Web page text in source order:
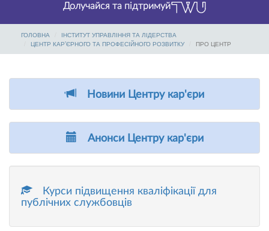
Долучайся та підтримуй
ГОЛОВНА
ІНСТИТУТ УПРАВЛІННЯ ТА ЛІДЕРСТВА
ЦЕНТР КАР’ЄРНОГО ТА ПРОФЕСІЙНОГО РОЗВИТКУ
ПРО ЦЕНТР
Новини Центру кар'єри
Анонси Центру кар'єри
Курси підвищення кваліфікації для
публічних службовців